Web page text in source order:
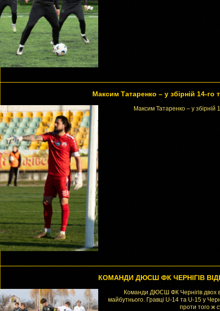
Максим Татаренко – у збірній 14-го
Максим Татаренко – у збірній
КОМАНДИ ДЮСШ ФК ЧЕРНІГІВ
Команди ДЮСШ ФК Чернігів двох
майбутнього. Гравці U-14 та U-15 у
проти того ж